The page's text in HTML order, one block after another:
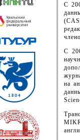
C
С
на